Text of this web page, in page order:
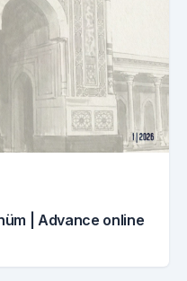
| Advance online